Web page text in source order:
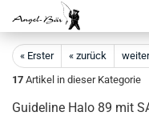
« Erster « zurück
17 Artikel in dieser Kategorie
Guideline Halo 89 mit